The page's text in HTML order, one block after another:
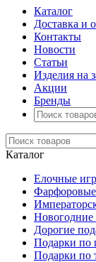
Каталог
Доставка и
Контакты
Новости
Статьи
Изделия на
Акции
Бренды
Каталог
Елочные
Новогодние
Дорогие
Подарки по
Подарки по